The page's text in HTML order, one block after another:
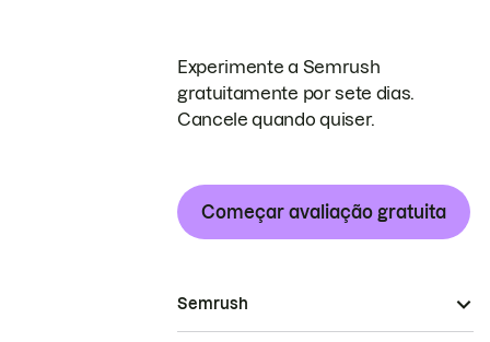
Experimente a Semrush
gratuitamente por sete dias.
Cancele quando quiser.
Começar avaliação gratuita
Semrush